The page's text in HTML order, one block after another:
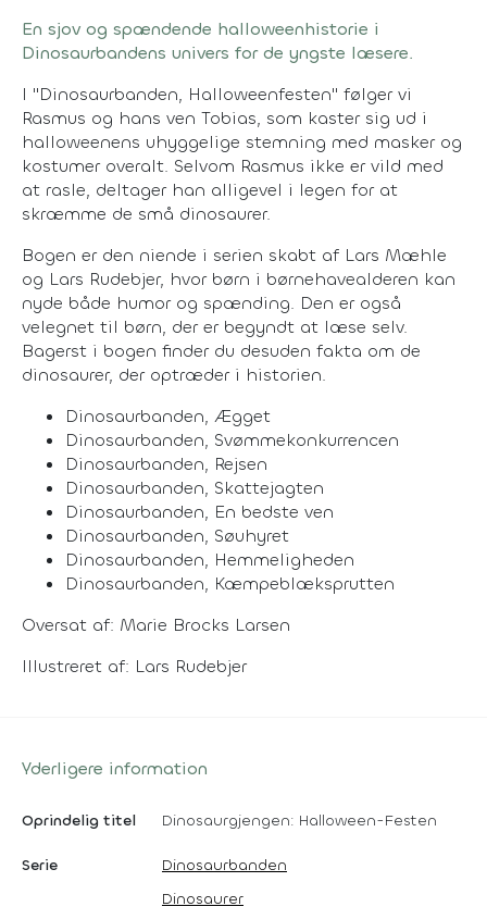
En sjov og spændende halloweenhistorie i
Dinosaurbandens univers for de yngste læsere.
I "Dinosaurbanden, Halloweenfesten" følger vi
Rasmus og hans ven Tobias, som kaster sig ud i
halloweenens uhyggelige stemning med masker og
kostumer overalt. Selvom Rasmus ikke er vild med
at rasle, deltager han alligevel i legen for at
skræmme de små dinosaurer.
Bogen er den niende i serien skabt af Lars Mæhle
og Lars Rudebjer, hvor børn i børnehavealderen kan
nyde både humor og spænding. Den er også
velegnet til børn, der er begyndt at læse selv.
Bagerst i bogen finder du desuden fakta om de
dinosaurer, der optræder i historien.
Dinosaurbanden, Ægget
Dinosaurbanden, Svømmekonkurrencen
Dinosaurbanden, Rejsen
Dinosaurbanden, Skattejagten
Dinosaurbanden, En bedste ven
Dinosaurbanden, Søuhyret
Dinosaurbanden, Hemmeligheden
Dinosaurbanden, Kæmpeblæksprutten
Oversat af: Marie Brocks Larsen
Illustreret af: Lars Rudebjer
Yderligere information
Oprindelig titel Dinosaurgjengen: Halloween-Festen
Serie
Dinosaurbanden
Dinosaurer